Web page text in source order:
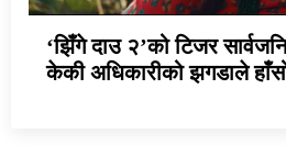
‘झिँगे दाउ २’को टिजर
केकी अधिकारीको झगडाले